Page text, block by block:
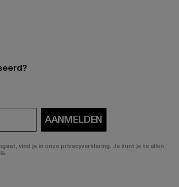
AANMELDEN
vind je in onze privacyverklaring. Je kunt je te allen